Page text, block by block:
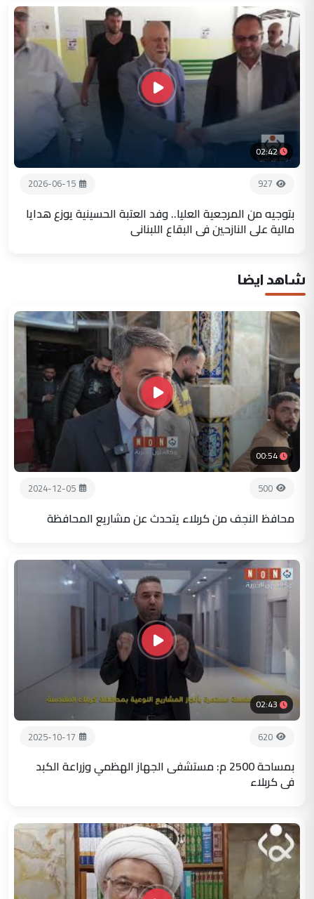
02:42
927
2026-06-15
بتوجيه من المرجعية العليا.. وفد العتبة الحسينية يوزع هدايا
مالية على النازحين في البقاع اللبناني
شاهد ايضا
00:54
500
2024-12-05
محافظ النجف من كربلاء يتحدث عن مشاريع المحافظة
02:43
620
2025-10-17
بمساحة 2500 م: مستشفى الجهاز الهظمي وزراعة الكبد
في كربلاء